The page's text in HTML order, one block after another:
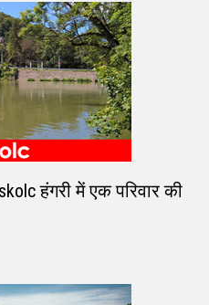
हंगरी में एक परिवार की